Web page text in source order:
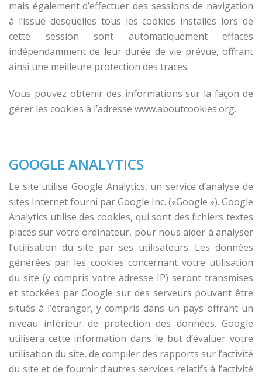
mais également d’effectuer des sessions de navigation
à l’issue desquelles tous les cookies installés lors de
cette session sont automatiquement effacés
indépendamment de leur durée de vie prévue, offrant
ainsi une meilleure protection des traces.
Vous pouvez obtenir des informations sur la façon de
gérer les cookies à l’adresse www.aboutcookies.org.
GOOGLE ANALYTICS
Le site utilise Google Analytics, un service d’analyse de
sites Internet fourni par Google Inc. («Google »). Google
Analytics utilise des cookies, qui sont des fichiers textes
placés sur votre ordinateur, pour nous aider à analyser
l’utilisation du site par ses utilisateurs. Les données
générées par les cookies concernant votre utilisation
du site (y compris votre adresse IP) seront transmises
et stockées par Google sur des serveurs pouvant être
situés à l’étranger, y compris dans un pays offrant un
niveau inférieur de protection des données. Google
utilisera cette information dans le but d’évaluer votre
utilisation du site, de compiler des rapports sur l’activité
du site et de fournir d’autres services relatifs à l’activité